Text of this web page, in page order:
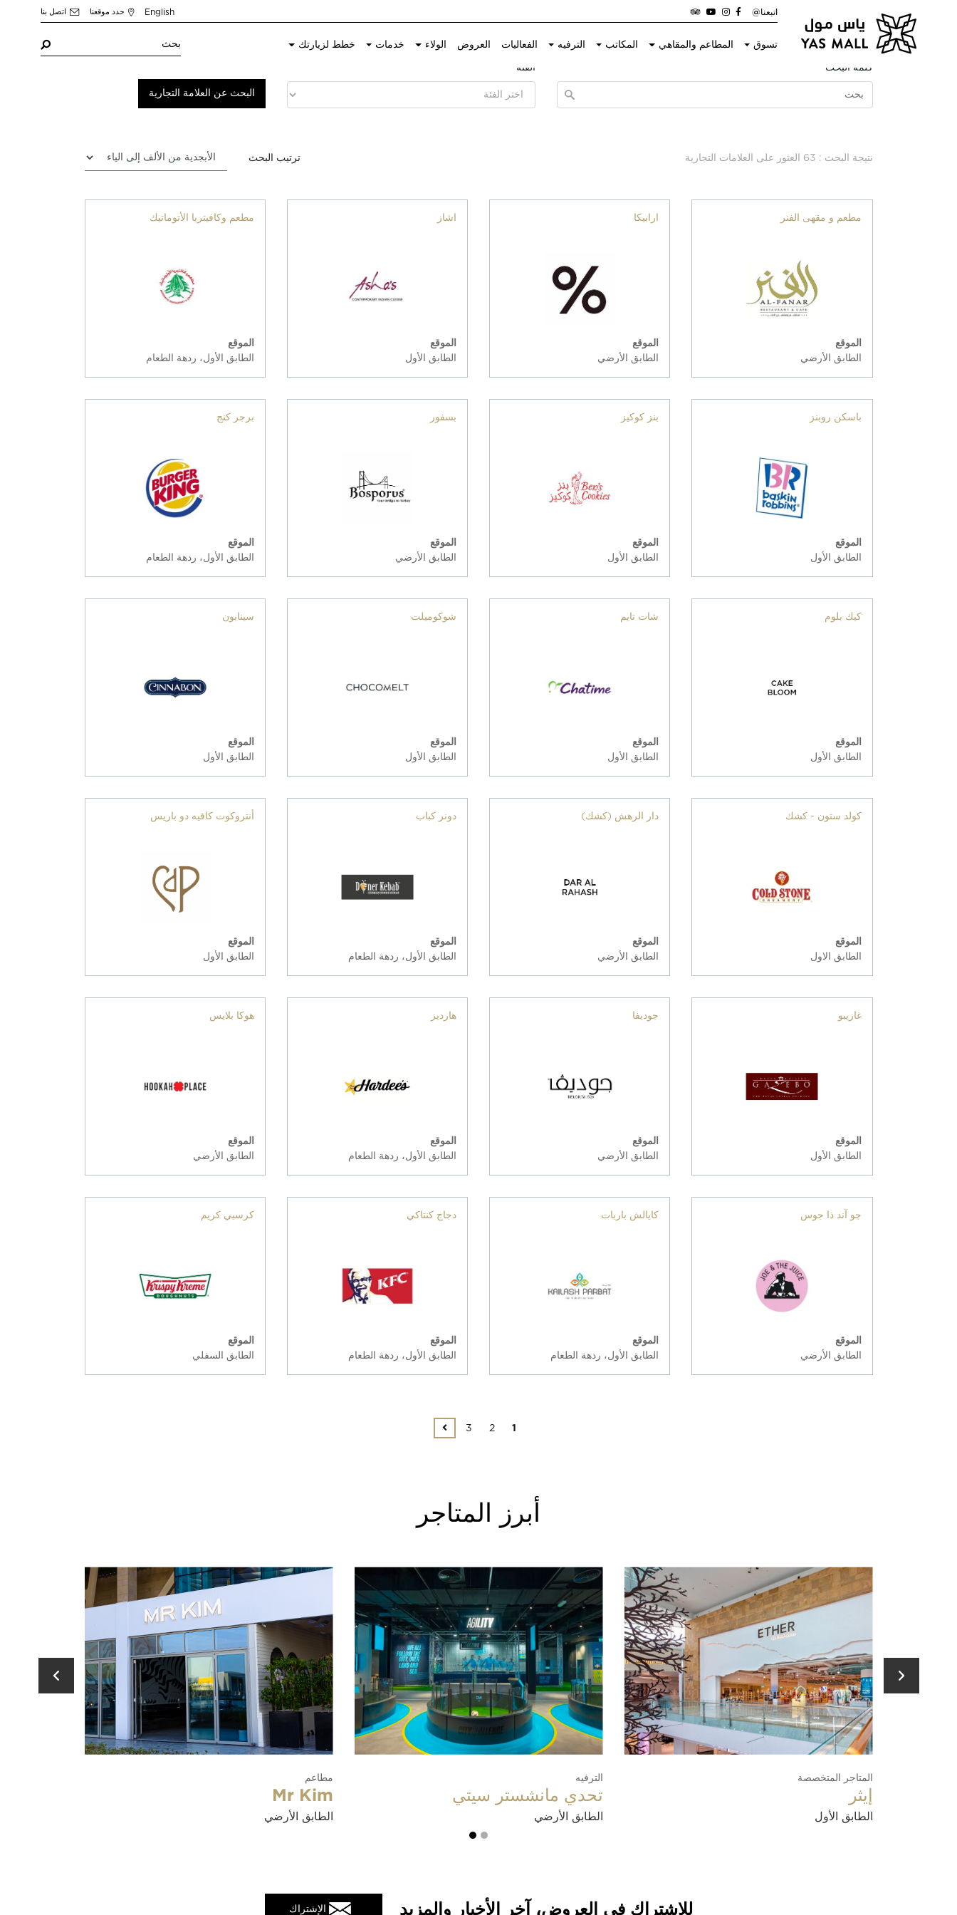
اتبعنا@ English حدد موقعنا اتصل بنا
تسوق المطاعم والمقاهي المكاتب الترفيه الفعاليات العروض الولاء خدمات خطط لزيارتك
كلمة البحث الفئة
نتيجة البحث : 63 العثور على العلامات التجارية ترتيب البحث
مطعم و مقهى الفنر
الموقع
الطابق الأرضي
ارابيكا
الموقع
الطابق الأرضي
اشاز
الموقع
الطابق الأول
مطعم وكافيتريا الأتوماتيك
الموقع
الطابق الأول، ردهة الطعام
باسكن روبنز
الموقع
الطابق الأول
بنز كوكيز
الموقع
الطابق الأول
بسفور
الموقع
الطابق الأرضي
برجر كنج
الموقع
الطابق الأول، ردهة الطعام
كيك بلوم
الموقع
الطابق الأول
شات تايم
الموقع
الطابق الأول
شوكوميلت
الموقع
الطابق الأول
سينابون
الموقع
الطابق الأول
كولد ستون - كشك
الموقع
الطابق الاول
دار الرهش (كشك)
الموقع
الطابق الأرضي
دونر كباب
الموقع
الطابق الأول، ردهة الطعام
أنتروكوت كافيه دو باريس
الموقع
الطابق الأول
غازيبو
الموقع
الطابق الأول
جوديفا
الموقع
الطابق الأرضي
هارديز
الموقع
الطابق الأول، ردهة الطعام
هوكا بلايس
الموقع
الطابق الأرضي
جو آند ذا جوس
الموقع
الطابق الأرضي
كايالش باربات
الموقع
الطابق الأول، ردهة الطعام
دجاج كنتاكي
الموقع
الطابق الأول، ردهة الطعام
كرسبي كريم
الموقع
الطابق السفلي
1
2
3
أبرز المتاجر
تحدي مانشستر سيتي
للاشتراك في العروض، آخر الأخبار والمزيد الإشتراك